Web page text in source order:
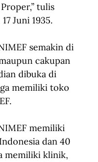
tulis
17 Juni 1935.
semakin di
cakupan
dibuka di
memiliki toko
memiliki
dan 40
memiliki klinik,